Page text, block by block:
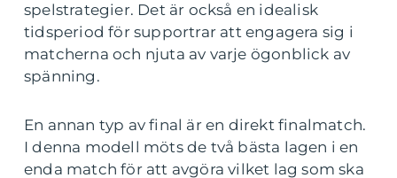
spelstrategier. Det är också en idealisk
tidsperiod för supportrar att engagera sig i
matcherna och njuta av varje ögonblick av
spänning.
En annan typ av final är en direkt finalmatch.
I denna modell möts de två bästa lagen i en
enda match för att avgöra vilket lag som ska